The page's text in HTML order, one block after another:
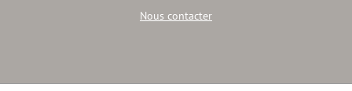
Nous contacter